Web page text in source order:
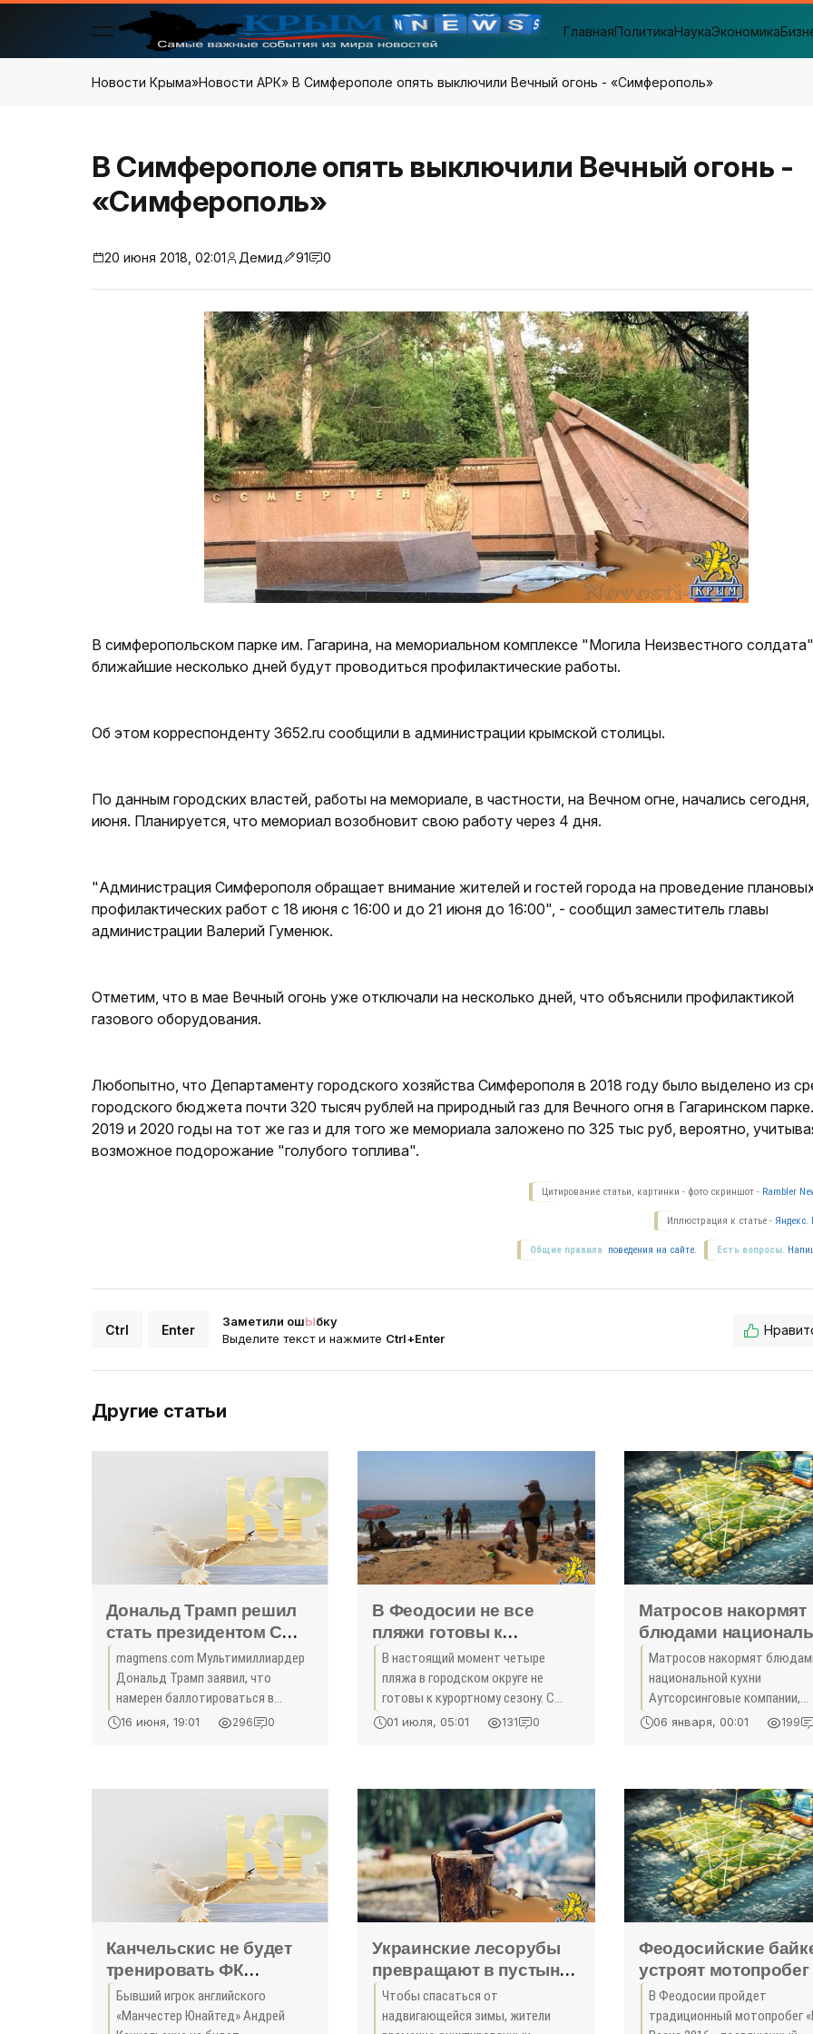
ГлавнаяПолитикаНаукаЭкономика
Новости Крыма»Новости АРК» В Симферополе опять выключили Вечный огонь - «Симферополь»
В Симферополе опять выключили Вечный огонь -
«Симферополь»
20 июня 2018, 02:01 Демид 91 0
В симферопольском парке им. Гагарина, на мемориальном комплексе "Могила Неизвестного
ближайшие несколько дней будут проводиться профилактические работы.
Об этом корреспонденту 3652.ru сообщили в администрации крымской столицы.
По данным городских властей, работы на мемориале, в частности, на Вечном огне, начались сегодня,
июня. Планируется, что мемориал возобновит свою работу через 4 дня.
"Администрация Симферополя обращает внимание жителей и гостей города на проведение
профилактических работ с 18 июня с 16:00 и до 21 июня до 16:00", - сообщил заместитель главы
администрации Валерий Гуменюк.
Отметим, что в мае Вечный огонь уже отключали на несколько дней, что объяснили профилактикой
газового оборудования.
Любопытно, что Департаменту городского хозяйства Симферополя в 2018 году было выделено из
городского бюджета почти 320 тысяч рублей на природный газ для Вечного огня в Гагаринском
2019 и 2020 годы на тот же газ и для того же мемориала заложено по 325 тыс руб, вероятно,
возможное подорожание "голубого топлива".
Цитирование статьи, картинки - фото скриншот - Rambler
Иллюстрация к статье - Яндекс.
Есть вопросы.
Общие правила поведения на сайте.
Ctrl Enter
Заметили ошЫбку
Выделите текст и нажмите Ctrl+Enter
Другие статьи
Дональд Трамп решил
стать президентом США
- «Новости Крыма»
magmens.com Мультимиллиардер
Дональд Трамп заявил, что
намерен баллотироваться в
президенты США от
16 июня, 19:01 296 0
В Феодосии не все
пляжи готовы к
принятию гостей -
«Феодосия»
В настоящий момент четыре
пляжа в городском округе не
готовы к курортному сезону. С
нерадивыми арендаторами могут
01 июля, 05:01 131 0
Матросов накормят
блюдами
кухни - «Армия и
Матросов накормят
национальной кухни
Аутсорсинговые компании,
которые обеспечивают
постоянной
06 января, 00:01 199
Канчельскис не будет
тренировать ФК
«Евпатория» - «Новости
Крыма»
Бывший игрок английского
«Манчестер Юнайтед» Андрей
Украинские лесорубы
превращают в пустыню
оккупированные
районы Донбасса -
Чтобы спасаться от
надвигающейся зимы, жители
Феодосийские
устроят мотопробег
честь 8 марта -
«Новости Крыма»
В Феодосии пройдет
традиционный мотопробег